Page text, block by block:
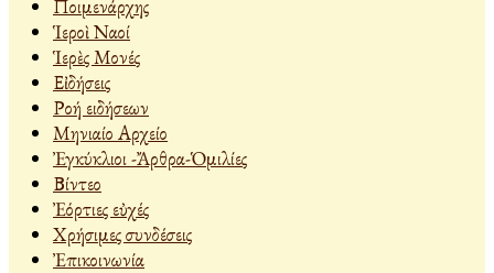
Ποιμενάρχης
Ἱεροὶ Ναοί
Ἱερὲς Μονές
Εἰδήσεις
Ροή ειδήσεων
Μηνιαίο Αρχείο
Ἐγκύκλιοι -Ἄρθρα-Ὁμιλίες
Βίντεο
Ἐόρτιες εὐχές
Χρήσιμες συνδέσεις
Ἐπικοινωνία